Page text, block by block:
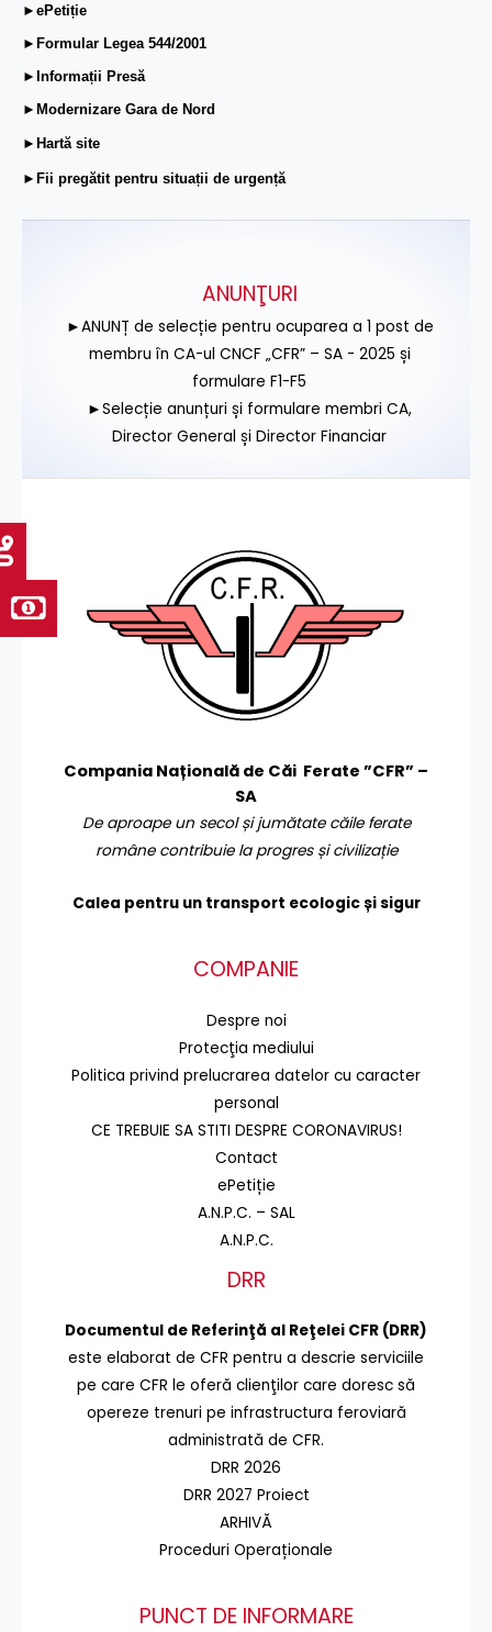
►ePetiție
►Formular Legea 544/2001
►Informații Presă
►Modernizare Gara de Nord
►Hartă site
►Fii pregătit pentru situații de urgență
ANUNŢURI
►ANUNȚ de selecție pentru ocuparea a 1 post de
membru în CA-ul CNCF „CFR” – SA - 2025 și
formulare F1-F5
►Selecție anunțuri și formulare membri CA,
Director General și Director Financiar
Compania Națională de Căi Ferate ”CFR” –
SA
De aproape un secol și jumătate căile ferate
române contribuie la progres și civilizație
Calea pentru un transport ecologic și sigur
COMPANIE
Despre noi
Protecţia mediului
Politica privind prelucrarea datelor cu caracter
personal
CE TREBUIE SA STITI DESPRE CORONAVIRUS!
Contact
ePetiție
A.N.P.C. – SAL
A.N.P.C.
DRR
Documentul de Referinţă al Reţelei CFR (DRR)
este elaborat de CFR pentru a descrie serviciile
pe care CFR le oferă clienţilor care doresc să
opereze trenuri pe infrastructura feroviară
administrată de CFR.
DRR 2026
DRR 2027 Proiect
ARHIVĂ
Proceduri Operaționale
PUNCT DE INFORMARE